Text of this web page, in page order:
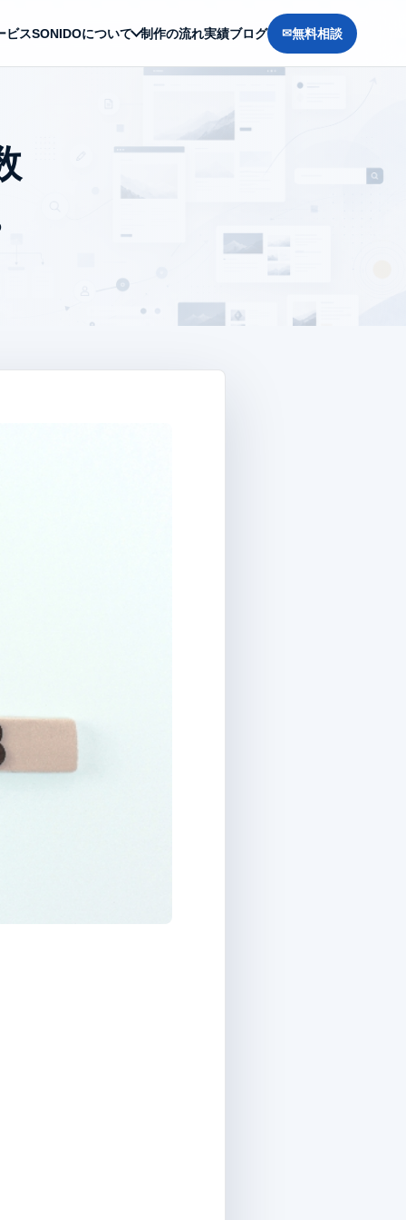
ビスSONIDOについて 制作の流れ実績ブログ 無料相談